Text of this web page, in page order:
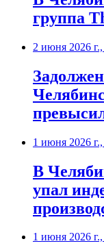
группа
2 июня 2026
1 июня 2026 г.,
В
упал
1 июня 2026